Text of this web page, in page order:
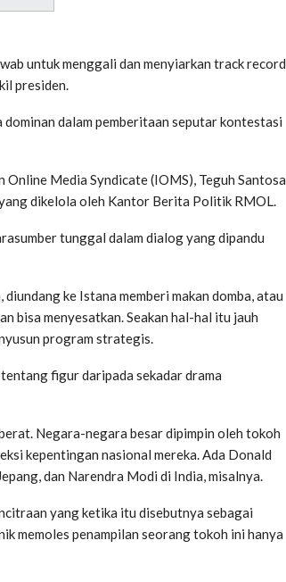
untuk menggali dan menyiarkan track record
presiden.
dalam pemberitaan seputar kontestasi
Media Syndicate (IOMS), Teguh Santosa
dikelola oleh Kantor Berita Politik RMOL.
tunggal dalam dialog yang dipandu
ke Istana memberi makan domba, atau
bisa menyesatkan. Seakan hal-hal itu jauh
program strategis.
figur daripada sekadar drama
Negara-negara besar dipimpin oleh tokoh
kepentingan nasional mereka. Ada Donald
dan Narendra Modi di India, misalnya.
yang ketika itu disebutnya sebagai
memoles penampilan seorang tokoh ini hanya